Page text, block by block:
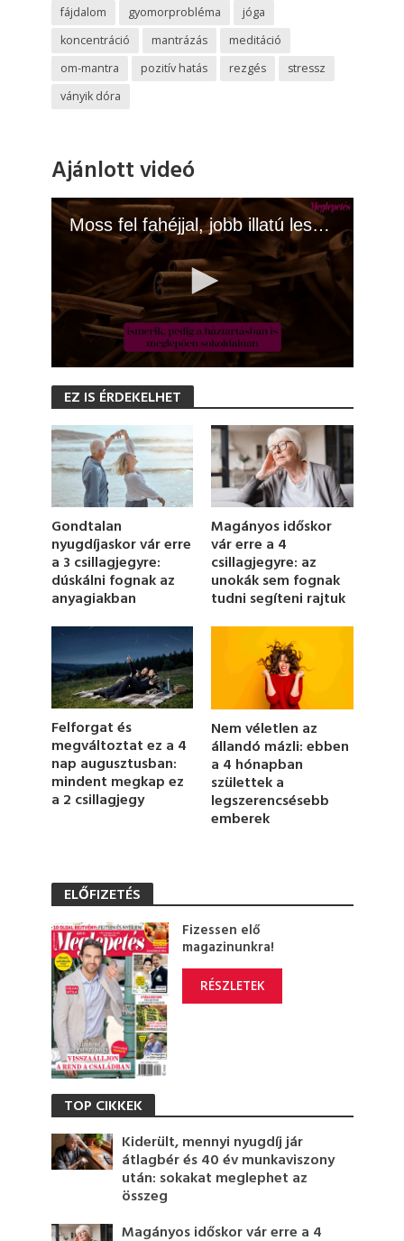
fájdalom
gyomorprobléma
jóga
koncentráció
mantrázás
meditáció
om-mantra
pozitív hatás rezgés
stressz
ványik dóra
Ajánlott videó
Moss fel fahéjjal, jobb illatú lesz a lakás
s
o
n
d
s
m
i
n
u
t
e
e
c
o
n
d
s
EZ IS ÉRDEKELHET
Gondtalan
nyugdíjaskor vár erre
a 3 csillagjegyre:
dúskálni fognak az
anyagiakban
Magányos időskor
vár erre a 4
csillagjegyre: az
unokák sem fognak
tudni segíteni rajtuk
Felforgat és
megváltoztat ez a 4
nap augusztusban:
mindent megkap ez
a 2 csillagjegy
Nem véletlen az
állandó mázli: ebben
a 4 hónapban
születtek a
legszerencsésebb
emberek
ELŐFIZETÉS
Fizessen elő
magazinunkra!
RÉSZLETEK
TOP CIKKEK
Kiderült, mennyi nyugdíj jár
átlagbér és 40 év munkaviszony
után: sokakat meglephet az
összeg
Magányos időskor vár erre a 4